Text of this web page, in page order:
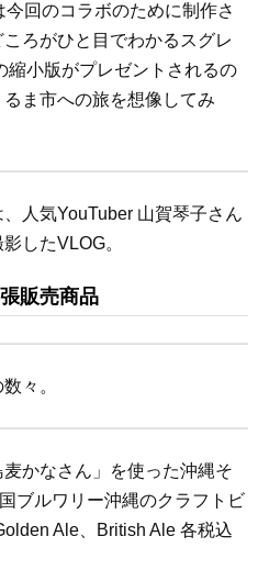
今回のコラボのために制作さ
ろがひと目でわかるスグレ
縮小版がプレゼントされるの
ま市への旅を想像してみ
人気YouTuber 山賀琴子さん
したVLOG。
販売商品
々。
かなさん」を使った沖縄そ
ブルワリー沖縄のクラフトビ
Ale、British Ale 各税込